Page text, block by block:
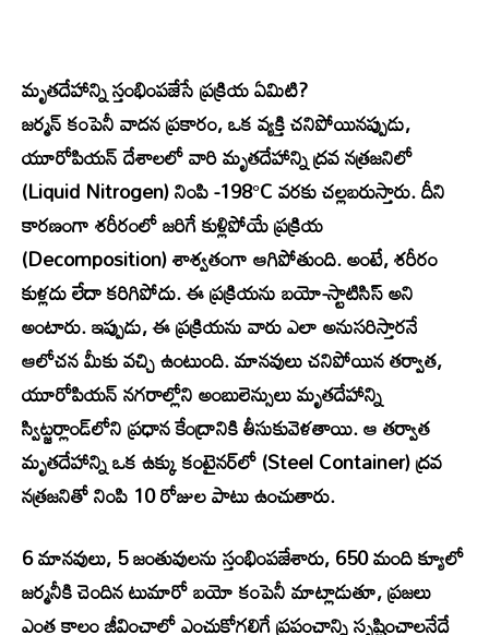
మృతదేహాన్ని స్తంభింపజేసే ప్రక్రియ ఏమిటి?
జర్మన్ కంపెనీ వాదన ప్రకారం, ఒక వ్యక్తి చనిపోయినప్పుడు,
యూరోపియన్ దేశాలలో వారి మృతదేహాన్ని ద్రవ నత్రజనిలో
(Liquid Nitrogen) నింపి -198°C వరకు చల్లబరుస్తారు. దీని
కారణంగా శరీరంలో జరిగే కుళ్లిపోయే ప్రక్రియ
(Decomposition) శాశ్వతంగా ఆగిపోతుంది. అంటే, శరీరం
కుళ్లదు లేదా కరిగిపోదు. ఈ ప్రక్రియను బయో-స్టాటిసిస్ అని
అంటారు. ఇప్పుడు, ఈ ప్రక్రియను వారు ఎలా అనుసరిస్తారనే
ఆలోచన మీకు వచ్చి ఉంటుంది. మానవులు చనిపోయిన తర్వాత,
యూరోపియన్ నగరాల్లోని అంబులెన్సులు మృతదేహాన్ని
స్విట్జర్లాండ్‌లోని ప్రధాన కేంద్రానికి తీసుకువెళతాయి. ఆ తర్వాత
మృతదేహాన్ని ఒక ఉక్కు కంటైనర్‌లో (Steel Container) ద్రవ
నత్రజనితో నింపి 10 రోజుల పాటు ఉంచుతారు.
6 మానవులు, 5 జంతువులను స్తంభింపజేశారు, 650 మంది క్యూలో
జర్మనీకి చెందిన టుమారో బయో కంపెనీ మాట్లాడుతూ, ప్రజలు
ఎంత కాలం జీవించాలో ఎంచుకోగలిగే ప్రపంచాన్ని సృష్టించాలనేదే